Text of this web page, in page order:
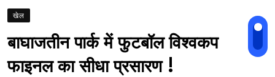
खेल
बाघाजतीन पार्क में फुटबॉल विश्वकप
फाइनल का सीधा प्रसारण !